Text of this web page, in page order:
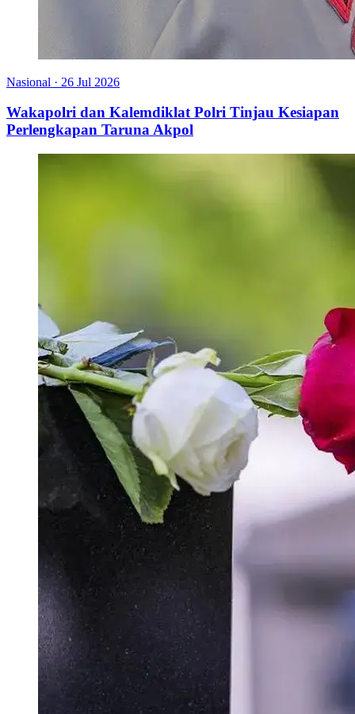
Nasional · 26 Jul 2026
Wakapolri dan Kalemdiklat Polri Tinjau Kesiapan
Perlengkapan Taruna Akpol